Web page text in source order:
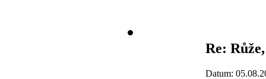
Re:
Datum: